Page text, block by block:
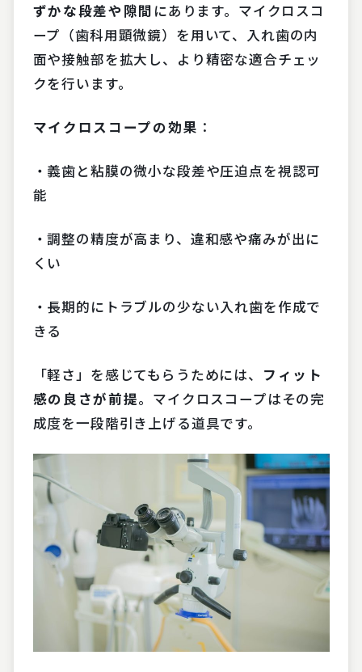
ずかな段差や隙間 にあります。マイクロスコ
ープ（歯科用顕微鏡）を用いて、入れ歯の内
面や接触部を拡大し、より精密な適合チェッ
クを行います。
マイクロスコープの効果 ：
・義歯と粘膜の微小な段差や圧迫点を視認可
能
・調整の精度が高まり、違和感や痛みが出に
くい
・長期的にトラブルの少ない入れ歯を作成で
きる
「軽さ」を感じてもらうためには、 フィット
感の良さが前提。マイクロスコープはその完
成度を一段階引き上げる道具です。